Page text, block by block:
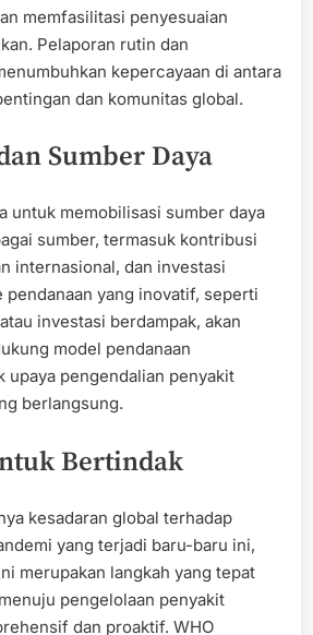
memfasilitasi penyesuaian
Pelaporan rutin dan
kepercayaan di antara
dan komunitas global.
Sumber Daya
untuk memobilisasi sumber daya
sumber, termasuk kontribusi
internasional, dan investasi
pendanaan yang inovatif, seperti
investasi berdampak, akan
model pendanaan
upaya pengendalian penyakit
berlangsung.
Bertindak
kesadaran global terhadap
yang terjadi baru-baru ini,
merupakan langkah yang tepat
pengelolaan penyakit
dan proaktif. WHO